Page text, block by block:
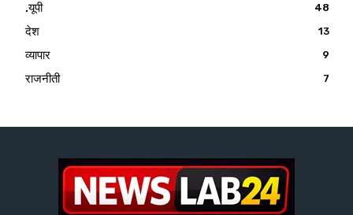
.यूपी 48
देश 13
व्यापार 9
राजनीती 7